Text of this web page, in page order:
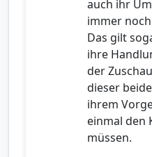
auch ihr
immer
Das gilt
ihre
der
dieser
ihrem
einmal den
müssen.